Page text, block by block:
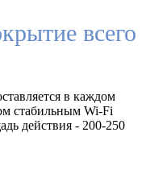
всего
в каждом
стабильным Wi-Fi
действия - 200-250